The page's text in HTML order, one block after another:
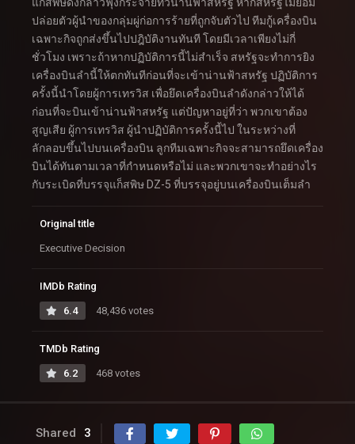
แก็สพิษดังกล่าวฟุ้งกระจายทั่วน่านฟ้าสหรัฐ หากสหรัฐไม่ยอม
ปล่อยตัวผู้นำของกลุ่มผู่ก่อการร้ายที่ถูกจับตัวไป ทีมกู้เครื่องบิน
เฉพาะกิจถูกส่งขึ้นไปปฎิบัติงานทันที โดยมีเวลาเพียงไม่กี่
ชั่วโมง เพราะถ้าหากปฏิบัติการนี้ไม่สำเร็จ สหรัฐจะทำการยิง
เครื่องบินลำนี้ให้ตกทันทีก่อนที่จะเข้าน่านฟ้าสหรัฐ ปฏิบัติการ
ครั้งนี้นำโดยผู้การเทรวิส เพื่อยึดเครื่องบินลำดังกล่าวให้ได้
ก่อนที่จะบินเข้าน่านฟ้าสหรัฐ แต่ปัญหาอยู่ที่ว่า พวกเขาต้อง
สูญเสีย ผู้การเทรวิส ผู้นำปฏิบัติการครั้งนี้ไป ในระหว่างที่
ลักลอบขึ้นไปบนเครื่องบิน ลูกทีมเฉพาะกิจจะสามารถยึดเครื่อง
บินได้ทันตามเวลาที่กำหนดหรือไม่ และพวกเขาจะทำอย่างไร
กับระเบิดที่บรรจุแก็สพิษ DZ-5 ที่บรรจุอยู่บนเครื่องบินเต็มลำ
Original title
Executive Decision
IMDb Rating
6.4 48,436 votes
TMDb Rating
6.2 468 votes
Shared 3